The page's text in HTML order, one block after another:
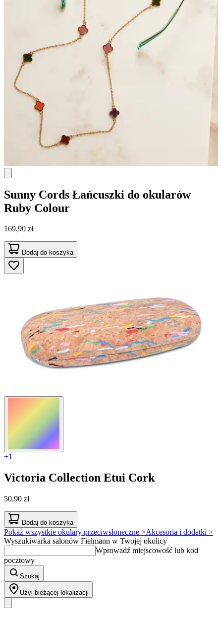
Sunny Cords Łańcuszki do okularów
Ruby Colour
169,90 zł
Dodaj do koszyka
+1
Victoria Collection Etui Cork
50,90 zł
Dodaj do koszyka
Pokaż wszystkie okulary przeciwsłoneczne >Akcesoria i dodatki >
Wyszukiwarka salonów Fielmann w Twojej okolicy
Wprowadź miejscowość lub kod
pocztowy
Szukaj
Użyj bieżącej lokalizacji